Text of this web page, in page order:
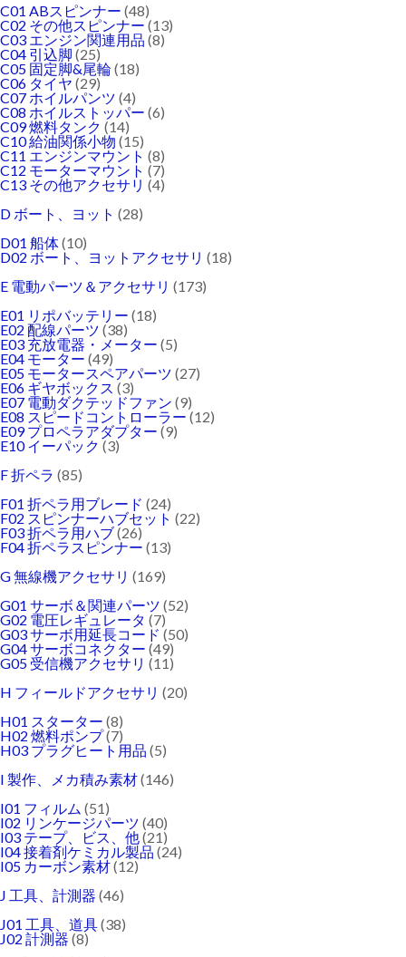
C01 ABスピンナー (48)
C02 その他スピンナー (13)
C03 エンジン関連用品 (8)
C04 引込脚 (25)
C05 固定脚&尾輪(18)
C06 タイヤ (29)
C07 ホイルパンツ (4)
C08 ホイルストッパー (6)
C09 燃料タンク (14)
C10 給油関係小物 (15)
C11 エンジンマウント (8)
C12 モーターマウント (7)
C13 その他アクセサリ (4)
D ボート、ヨット (28)
D01 船体 (10)
D02 ボート、ヨットアクセサリ (18)
E 電動パーツ＆アクセサリ (173)
E01 リポバッテリー (18)
E02 配線パーツ (38)
E03 充放電器・メーター (5)
E04 モーター (49)
E05 モータースペアパーツ (27)
E06 ギヤボックス (3)
E07 電動ダクテッドファン (9)
E08 スピードコントローラー (12)
E09 プロペラアダプター (9)
E10 イーパック (3)
F 折ペラ (85)
F01 折ペラ用ブレード (24)
F02 スピンナーハブセット (22)
F03 折ペラ用ハブ(26)
F04 折ペラスピンナー (13)
G 無線機アクセサリ (169)
G01 サーボ＆関連パーツ (52)
G02 電圧レギュレータ (7)
G03 サーボ用延長コード (50)
G04 サーボコネクター (49)
G05 受信機アクセサリ (11)
H フィールドアクセサリ (20)
H01 スターター (8)
H02 燃料ポンプ(7)
H03 プラグヒート用品 (5)
I 製作、メカ積み素材(146)
I01 フィルム (51)
I02 リンケージパーツ (40)
I03 テープ、ビス、他(21)
I04 接着剤ケミカル製品 (24)
I05 カーボン素材(12)
J 工具、計測器 (46)
J01 工具、道具(38)
J02 計測器 (8)